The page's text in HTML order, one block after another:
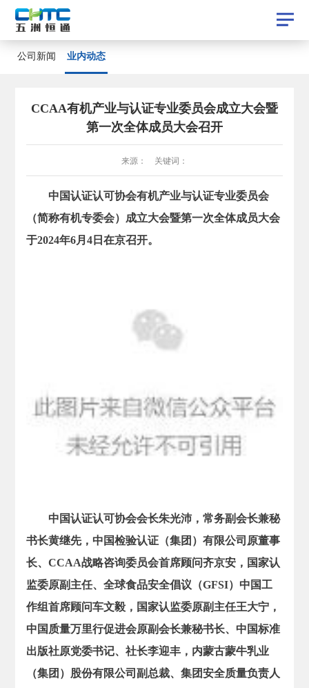
公司新闻 业内动态
CCAA有机产业与认证专业委员会成立大会暨
第一次全体成员大会召开
来源： 关键词：
中国认证认可协会有机产业与认证专业委员会
（简称有机专委会）成立大会暨第一次全体成员大会
于2024年6月4日在京召开。
中国认证认可协会会长朱光沛，常务副会长兼秘
书长黄继先，中国检验认证（集团）有限公司原董事
长、CCAA战略咨询委员会首席顾问齐京安，国家认
监委原副主任、全球食品安全倡议（GFSI）中国工
作组首席顾问车文毅，国家认监委原副主任王大宁，
中国质量万里行促进会原副会长兼秘书长、中国标准
出版社原党委书记、社长李迎丰，内蒙古蒙牛乳业
（集团）股份有限公司副总裁、集团安全质量负责人